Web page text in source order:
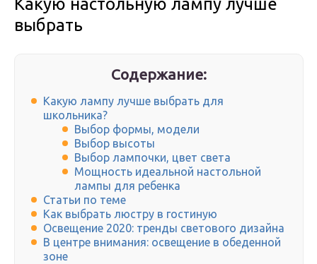
Какую настольную лампу лучше
выбрать
Содержание:
Какую лампу лучше выбрать для
школьника?
Выбор формы, модели
Выбор высоты
Выбор лампочки, цвет света
Мощность идеальной настольной
лампы для ребенка
Статьи по теме
Как выбрать люстру в гостиную
Освещение 2020: тренды светового дизайна
В центре внимания: освещение в обеденной
зоне